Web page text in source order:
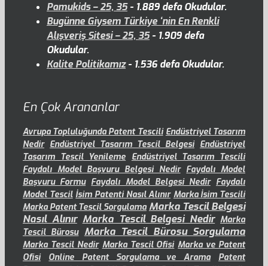
Pamukids – 25, 35- 1.889 defa Okudular.
Bugünne Giysem Türkiye ‘nin En Renkli
Alışveriş Sitesi – 25, 35- 1.909 defa
Okudular.
Kalite Politikamız- 1.536 defa Okudular.
En Çok Arananlar
Avrupa Topluluğunda Patent Tescili Endüstriyel Tasarım
Nedir Endüstriyel Tasarım Tescil Belgesi Endüstriyel
Tasarım Tescil Yenileme Endüstriyel Tasarım Tescili
Faydalı Model Başvuru Belgesi Nedir Faydalı Model
Başvuru Formu Faydalı Model Belgesi Nedir Faydalı
Model Tescil İsim Patenti Nasıl Alınır Marka İsim Tescili
Marka Patent Tescil Sorgulama Marka Tescil Belgesi
Nasıl Alınır Marka Tescil Belgesi Nedir Marka
Tescil Bürosu Marka Tescil Bürosu Sorgulama
Marka Tescil Nedir Marka Tescil Ofisi Marka ve Patent
Ofisi
Online Patent Sorgulama ve Arama
Patent